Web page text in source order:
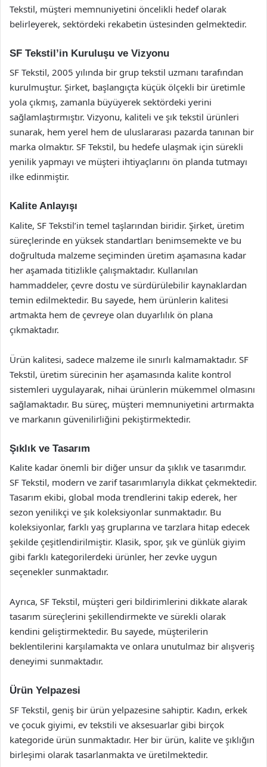
Tekstil, müşteri memnuniyetini öncelikli hedef olarak
belirleyerek, sektördeki rekabetin üstesinden gelmektedir.
SF Tekstil’in Kuruluşu ve Vizyonu
SF Tekstil, 2005 yılında bir grup tekstil uzmanı tarafından
kurulmuştur. Şirket, başlangıçta küçük ölçekli bir üretimle
yola çıkmış, zamanla büyüyerek sektördeki yerini
sağlamlaştırmıştır. Vizyonu, kaliteli ve şık tekstil ürünleri
sunarak, hem yerel hem de uluslararası pazarda tanınan bir
marka olmaktır. SF Tekstil, bu hedefe ulaşmak için sürekli
yenilik yapmayı ve müşteri ihtiyaçlarını ön planda tutmayı
ilke edinmiştir.
Kalite Anlayışı
Kalite, SF Tekstil’in temel taşlarından biridir. Şirket, üretim
süreçlerinde en yüksek standartları benimsemekte ve bu
doğrultuda malzeme seçiminden üretim aşamasına kadar
her aşamada titizlikle çalışmaktadır. Kullanılan
hammaddeler, çevre dostu ve sürdürülebilir kaynaklardan
temin edilmektedir. Bu sayede, hem ürünlerin kalitesi
artmakta hem de çevreye olan duyarlılık ön plana
çıkmaktadır.
Ürün kalitesi, sadece malzeme ile sınırlı kalmamaktadır. SF
Tekstil, üretim sürecinin her aşamasında kalite kontrol
sistemleri uygulayarak, nihai ürünlerin mükemmel olmasını
sağlamaktadır. Bu süreç, müşteri memnuniyetini artırmakta
ve markanın güvenilirliğini pekiştirmektedir.
Şıklık ve Tasarım
Kalite kadar önemli bir diğer unsur da şıklık ve tasarımdır.
SF Tekstil, modern ve zarif tasarımlarıyla dikkat çekmektedir.
Tasarım ekibi, global moda trendlerini takip ederek, her
sezon yenilikçi ve şık koleksiyonlar sunmaktadır. Bu
koleksiyonlar, farklı yaş gruplarına ve tarzlara hitap edecek
şekilde çeşitlendirilmiştir. Klasik, spor, şık ve günlük giyim
gibi farklı kategorilerdeki ürünler, her zevke uygun
seçenekler sunmaktadır.
Ayrıca, SF Tekstil, müşteri geri bildirimlerini dikkate alarak
tasarım süreçlerini şekillendirmekte ve sürekli olarak
kendini geliştirmektedir. Bu sayede, müşterilerin
beklentilerini karşılamakta ve onlara unutulmaz bir alışveriş
deneyimi sunmaktadır.
Ürün Yelpazesi
SF Tekstil, geniş bir ürün yelpazesine sahiptir. Kadın, erkek
ve çocuk giyimi, ev tekstili ve aksesuarlar gibi birçok
kategoride ürün sunmaktadır. Her bir ürün, kalite ve şıklığın
birleşimi olarak tasarlanmakta ve üretilmektedir.